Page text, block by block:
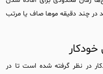
در چند دقیقه موها صاف یا مرتب
در نظر گرفته شده است تا در